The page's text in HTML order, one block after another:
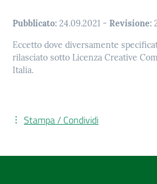
Pubblicato: 24.09.2021 - Revisione:
Eccetto dove diversamente
rilasciato sotto Licenza Creative
Italia.
Stampa / Condividi